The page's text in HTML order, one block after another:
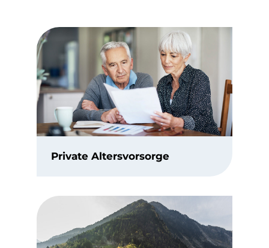
Private Altersvorsorge